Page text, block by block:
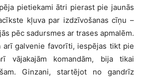
pietiekami ātri pierast pie jaunās
kļuva par izdzīvošanas cīņu –
pēc sadursmes ar trases apmalēm.
arī galvenie favorīti, iespējas tikt pie
vājakajām komandām, bija tikai
Ginzani, startējot no gandrīz